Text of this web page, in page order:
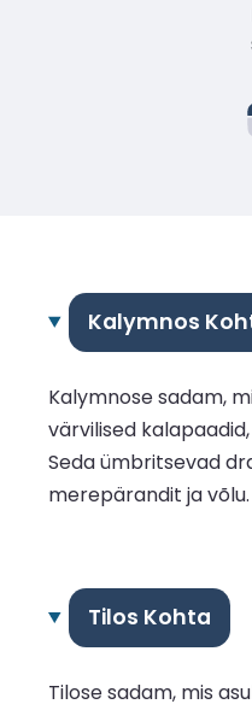
Kalymnos
Kalymnose sadam,
värvilised
Seda ümbritsevad
merepärandit ja võlu.
Tilos Kohta
Tilose sadam, mis